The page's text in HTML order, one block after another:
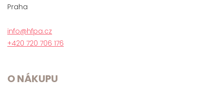
Praha
info@hfpa.cz
+420 720 706 176
O NÁKUPU